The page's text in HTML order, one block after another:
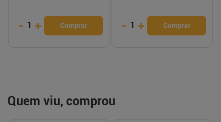
- 1 + Comprar - 1 + Comprar
Quem viu, comprou